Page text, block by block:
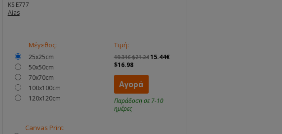
KS E777
Aias
Μέγεθος:
25x25cm
50x50cm
70x70cm
100x100cm
120x120cm
Τιμή:
19.31€ $21.24 15.44€
$16.98
Αγορά
Παράδοση σε 7-10
ημέρες
Canvas Print: